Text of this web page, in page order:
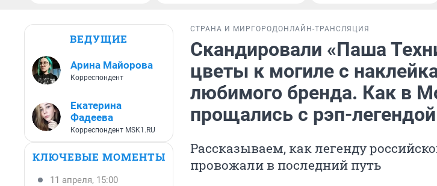
ВЕДУЩИЕ
Арина Майорова
Корреспондент
Екатерина
Фадеева
Корреспондент MSK1.RU
КЛЮЧЕВЫЕ МОМЕНТЫ
11 апреля, 15:00
СТРАНА И МИР ГОРОДОНЛАЙН-ТРАНСЛЯЦИЯ
Скандировали «Паша
цветы к могиле с
любимого бренда. Как в
прощались с рэп-
Рассказываем, как легенду
провожали в последний путь